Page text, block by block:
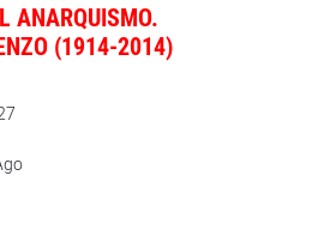
ANARQUISMO.
(1914-2014)